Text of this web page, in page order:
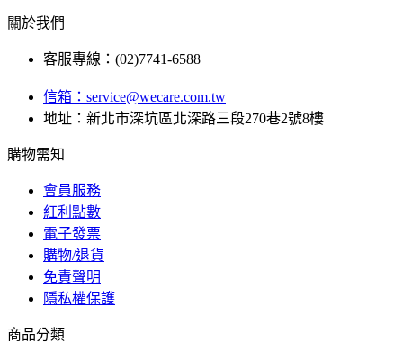
關於我們
客服專線：(02)7741-6588
信箱： service@wecare.com.tw
地址：新北市深坑區北深路三段270巷2號8樓
購物需知
會員服務
紅利點數
電子發票
購物/退貨
免責聲明
隱私權保護
商品分類